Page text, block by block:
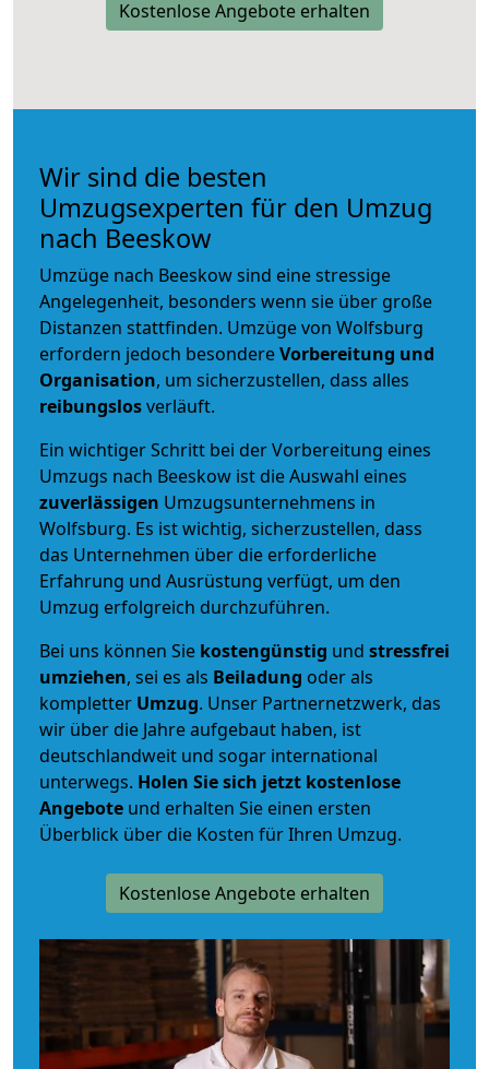
Kostenlose Angebote erhalten
Wir sind die besten
Umzugsexperten für den Umzug
nach Beeskow
Umzüge nach Beeskow sind eine stressige
Angelegenheit, besonders wenn sie über große
Distanzen stattfinden. Umzüge von Wolfsburg
erfordern jedoch besondereVorbereitung und
Organisation, um sicherzustellen, dass alles
reibungslosverläuft.
Ein wichtiger Schritt bei der Vorbereitung eines
Umzugs nach Beeskow ist die Auswahl eines
zuverlässigen Umzugsunternehmens in
Wolfsburg. Es ist wichtig, sicherzustellen, dass
das Unternehmen über die erforderliche
Erfahrung und Ausrüstung verfügt, um den
Umzug erfolgreich durchzuführen.
Bei uns können Sie kostengünstig und stressfrei
umziehen, sei es als Beiladung oder als
kompletter Umzug. Unser Partnernetzwerk, das
wir über die Jahre aufgebaut haben, ist
deutschlandweit und sogar international
unterwegs. Holen Sie sich jetzt kostenlose
Angebote und erhalten Sie einen ersten
Überblick über die Kosten für Ihren Umzug.
Kostenlose Angebote erhalten